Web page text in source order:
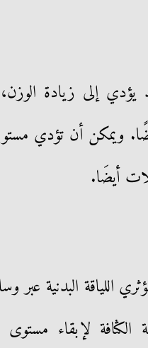
يؤدي إلى زيادة
ويمكن أن تؤدي
أيضَا.
البدنية عبر
الكثافة لإبقاء